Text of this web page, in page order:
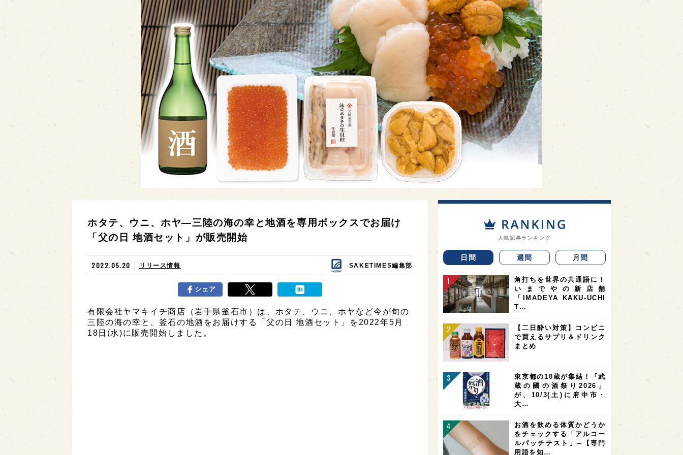
ホタテ、ウニ、ホヤ—三陸の海の幸と地酒を専用ボックスでお届け
「父の日 地酒セット」が販売開始
2022.05.20 リリース情報 SAKETIMES編集部
シェア
有限会社ヤマキイチ商店（岩手県釜石市）は、ホタテ、ウニ、ホヤなど今が旬の
三陸の海の幸と、釜石の地酒をお届けする「父の日 地酒セット」を2022年5月
18日(水)に販売開始しました。
人気記事ランキング
日間 週間 月間
角打ちを世界の共通語に！
いまでやの新店舗
「IMADEYA KAKU-UCHI
T…
【二日酔い対策】コンビニ
で買えるサプリ＆ドリンク
まとめ
東京都の10蔵が集結！「武
蔵の國の酒祭り2026」
が、10/3(土)に府中市・
大…
お酒を飲める体質かどうか
をチェックする「アルコー
ルパッチテスト」─【専門
用語を知…